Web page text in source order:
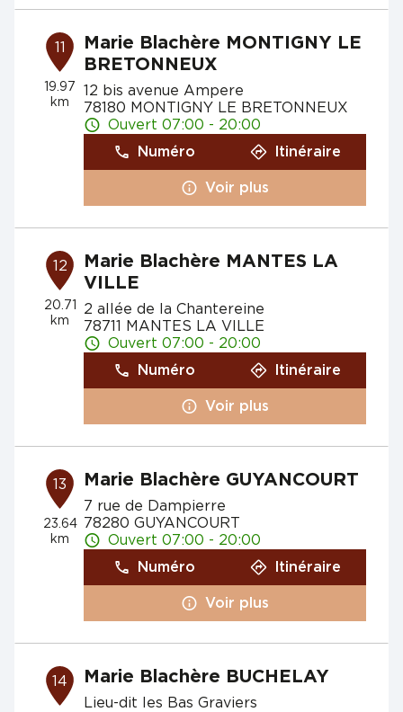
11
19.97
km
Marie Blachère MONTIGNY LE
BRETONNEUX
12 bis avenue Ampere
78180 MONTIGNY LE BRETONNEUX
Ouvert 07:00 - 20:00
Numéro
Itinéraire
Voir plus
12
20.71
km
Marie Blachère MANTES LA
VILLE
2 allée de la Chantereine
78711 MANTES LA VILLE
Ouvert 07:00 - 20:00
Numéro
Itinéraire
Voir plus
13
23.64
km
Marie Blachère GUYANCOURT
7 rue de Dampierre
78280 GUYANCOURT
Ouvert 07:00 - 20:00
Numéro
Itinéraire
Voir plus
14 Marie Blachère BUCHELAY
Lieu-dit les Bas Graviers